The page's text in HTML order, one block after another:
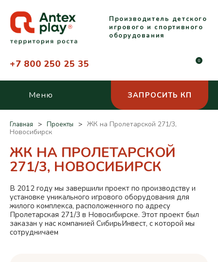
Производитель детского
игрового и спортивного
оборудования
+7 800 250 25 35 0
Меню ЗАПРОСИТЬ КП
Главная Проекты
ЖК на Пролетарской 271/3,
Новосибирск
ЖК НА ПРОЛЕТАРСКОЙ
271/3, НОВОСИБИРСК
В 2012 году мы завершили проект по производству и
установке уникального игрового оборудования для
жилого комплекса, расположенного по адресу
Пролетарская 271/3 в Новосибирске. Этот проект был
заказан у нас компанией СибирьИнвест, с которой мы
сотрудничаем